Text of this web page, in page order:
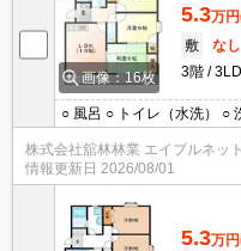
画像：16枚
5.3万円
敷
なし
3階
○ 風呂 ○ トイレ（水洗） ○
機置場（室内）○ エアコン
株式会社舘林林業 エイブルネッ
情報更新日 2026/08/01
5.3万円